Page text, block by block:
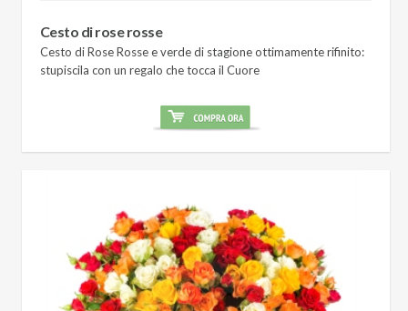
Cesto di rose rosse
Cesto di Rose Rosse e verde di stagione ottimamente rifinito:
stupiscila con un regalo che tocca il Cuore